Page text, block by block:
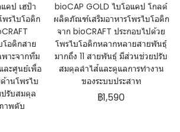
คป เฮป้า
รไบโอติก
โอติกสาย
าะจากทีม
ะศูนย์เพื่อ
านโพรไบ
รับสมดุล
าพตับ
bioCAP GOLD ไบโอแคป โกลด์
ผลิตภัณฑ์เสริมอาหารโพรไบโอติก
จาก bioCRAFT ประกอบไปด้วย
โพรไบโอติกหลากหลายสายพันธุ์
มากถึง 11 สายพันธุ์ มีส่วนช่วยปรับ
สมดุลลำไส้และดูแลการทำงาน
ของระบบประสาท
฿1,590